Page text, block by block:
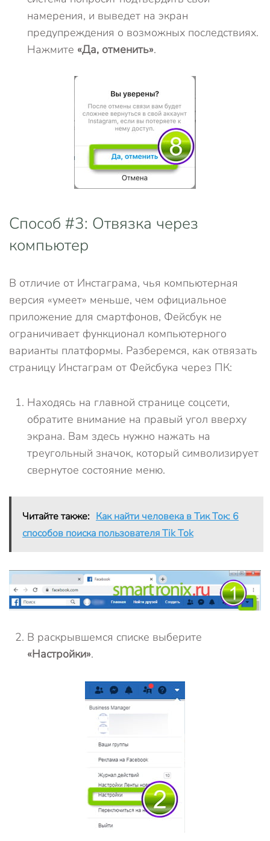
намерения, и выведет на экран
предупреждения о возможных последствиях.
Нажмите «Да, отменить».
Способ #3: Отвязка через
компьютер
В отличие от Инстаграма, чья компьютерная
версия «умеет» меньше, чем официальное
приложение для смартфонов, Фейсбук не
ограничивает функционал компьютерного
варианты платформы. Разберемся, как отвязать
страницу Инстаграм от Фейсбука через ПК:
Находясь на главной странице соцсети,
обратите внимание на правый угол вверху
экрана. Вам здесь нужно нажать на
треугольный значок, который символизирует
свернутое состояние меню.
Читайте также: Как найти человека в Тик Ток: 6
способов поиска пользователя Tik Tok
В раскрывшемся списке выберите
«Настройки».